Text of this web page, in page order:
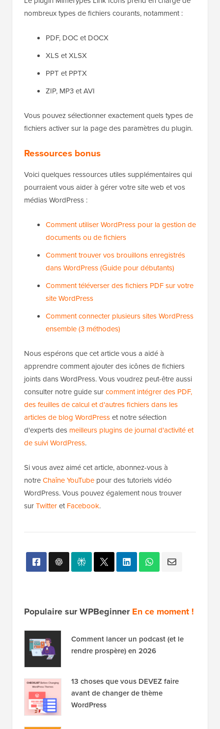
nombreux types de fichiers courants, notamment :
PDF, DOC et DOCX
XLS et XLSX
PPT et PPTX
ZIP, MP3 et AVI
Vous pouvez sélectionner exactement quels types de
fichiers activer sur la page des paramètres du plugin.
Ressources bonus
Voici quelques ressources utiles supplémentaires qui
pourraient vous aider à gérer votre site web et vos
médias WordPress :
Comment utiliser WordPress pour la gestion de
documents ou de fichiers
Comment trouver vos brouillons enregistrés
dans WordPress (Guide pour débutants)
Comment téléverser des fichiers PDF sur votre
site WordPress
Comment connecter plusieurs sites WordPress
ensemble (3 méthodes)
Nous espérons que cet article vous a aidé à
apprendre comment ajouter des icônes de fichiers
joints dans WordPress. Vous voudrez peut-être aussi
consulter notre guide surcomment intégrer des PDF,
des feuilles de calcul et d'autres fichiers dans les
articles de blog WordPresset notre sélection
d'experts des meilleurs plugins de journal d'activité et
de suivi WordPress.
Si vous avez aimé cet article, abonnez-vous à
notreChaîne YouTube pour des tutoriels vidéo
WordPress. Vous pouvez également nous trouver
surTwitteretFacebook.
Populaire sur WPBeginnerEn ce moment !
Comment lancer un podcast (et le
rendre prospère) en 2026
13 choses que vous DEVEZ faire
avant de changer de thème
WordPress